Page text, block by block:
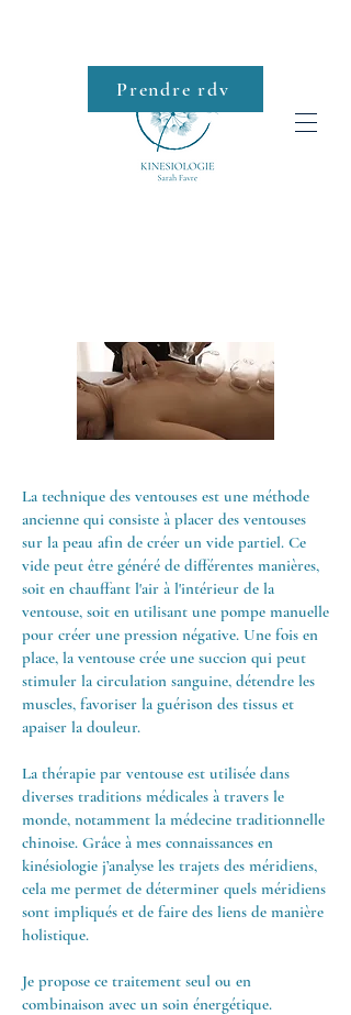
Roll-on
Prendre rdv
La technique des ventouses est une méthode
ancienne qui consiste à placer des ventouses
sur la peau afin de créer un vide partiel. Ce
vide peut être généré de différentes manières,
soit en chauffant l'air à l'intérieur de la
ventouse, soit en utilisant une pompe manuelle
pour créer une pression négative. Une fois en
place, la ventouse crée une succion qui peut
stimuler la circulation sanguine, détendre les
muscles, favoriser la guérison des tissus et
apaiser la douleur.
La thérapie par ventouse est utilisée dans
diverses traditions médicales à travers le
monde, notamment la médecine traditionnelle
chinoise. Grâce à mes connaissances en
kinésiologie j’analyse les trajets des méridiens,
cela me permet de déterminer quels méridiens
sont impliqués et de faire des liens de manière
holistique.
Je propose ce traitement seul ou en
combinaison avec un soin énergétique.